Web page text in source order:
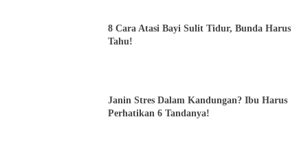
8 Cara Atasi Bayi Sulit Tidur, Bunda Harus
Tahu!
Janin Stres Dalam Kandungan? Ibu Harus
Perhatikan 6 Tandanya!